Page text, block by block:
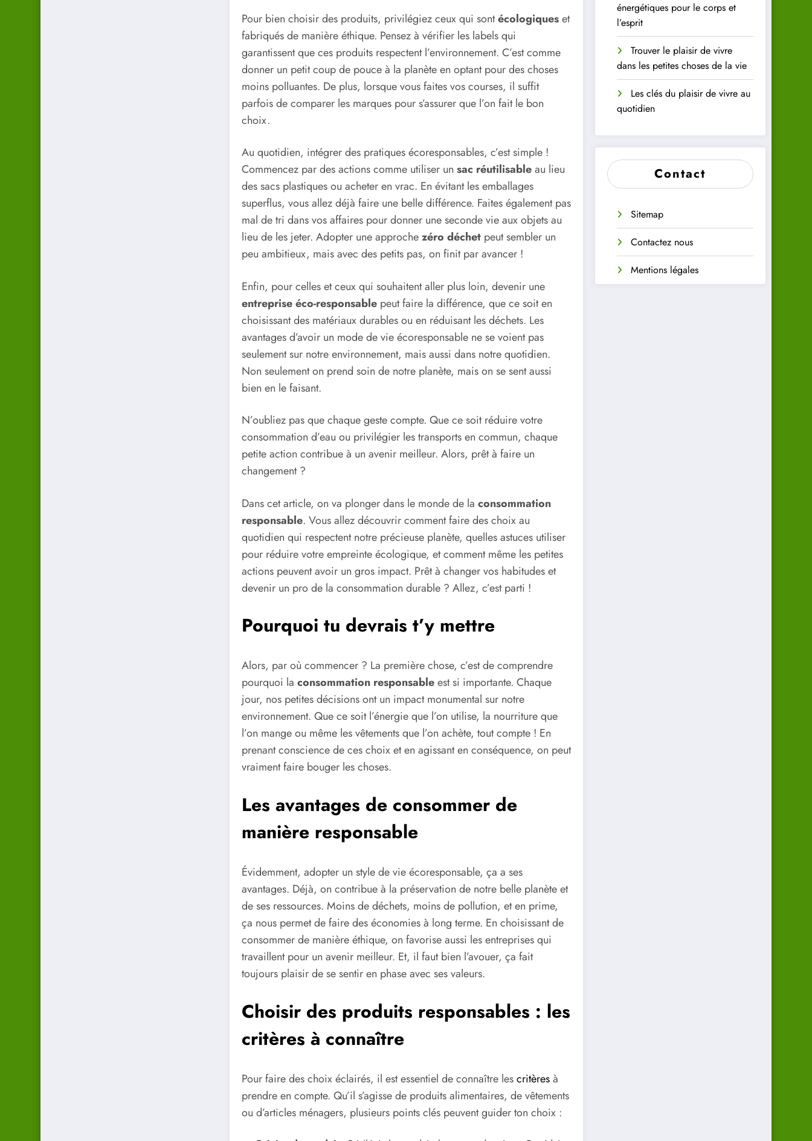
Pour bien choisir des produits, privilégiez ceux qui sontécologiqueset
fabriqués de manière éthique. Pensez à vérifier les labels qui
garantissent que ces produits respectent l’environnement. C’est comme
donner un petit coup de pouce à la planète en optant pour des choses
moins polluantes. De plus, lorsque vous faites vos courses, il suffit
parfois de comparer les marques pour s’assurer que l’on fait le bon
choix.
Au quotidien, intégrer des pratiques écoresponsables, c’est simple !
Commencez par des actions comme utiliser un sac réutilisableau lieu
des sacs plastiques ou acheter en vrac. En évitant les emballages
superflus, vous allez déjà faire une belle différence. Faites également pas
mal de tri dans vos affaires pour donner une seconde vie aux objets au
lieu de les jeter. Adopter une approchezéro déchetpeut sembler un
peu ambitieux, mais avec des petits pas, on finit par avancer !
Enfin, pour celles et ceux qui souhaitent aller plus loin, devenir une
entreprise éco-responsablepeut faire la différence, que ce soit en
choisissant des matériaux durables ou en réduisant les déchets. Les
avantages d’avoir un mode de vie écoresponsable ne se voient pas
seulement sur notre environnement, mais aussi dans notre quotidien.
Non seulement on prend soin de notre planète, mais on se sent aussi
bien en le faisant.
N’oubliez pas que chaque geste compte. Que ce soit réduire votre
consommation d’eau ou privilégier les transports en commun, chaque
petite action contribue à un avenir meilleur. Alors, prêt à faire un
changement ?
Dans cet article, on va plonger dans le monde de la consommation
responsable. Vous allez découvrir comment faire des choix au
quotidien qui respectent notre précieuse planète, quelles astuces utiliser
pour réduire votre empreinte écologique, et comment même les petites
actions peuvent avoir un gros impact. Prêt à changer vos habitudes et
devenir un pro de la consommation durable ? Allez, c’est parti !
Pourquoi tu devrais t’y mettre
Alors, par où commencer ? La première chose, c’est de comprendre
pourquoi la consommation responsableest si importante. Chaque
jour, nos petites décisions ont un impact monumental sur notre
environnement. Que ce soit l’énergie que l’on utilise, la nourriture que
l’on mange ou même les vêtements que l’on achète, tout compte ! En
prenant conscience de ces choix et en agissant en conséquence, on peut
vraiment faire bouger les choses.
Les avantages de consommer de
manière responsable
Évidemment, adopter un style de vie écoresponsable, ça a ses
avantages. Déjà, on contribue à la préservation de notre belle planète et
de ses ressources. Moins de déchets, moins de pollution, et en prime,
ça nous permet de faire des économies à long terme. En choisissant de
consommer de manière éthique, on favorise aussi les entreprises qui
travaillent pour un avenir meilleur. Et, il faut bien l’avouer, ça fait
toujours plaisir de se sentir en phase avec ses valeurs.
Choisir des produits responsables : les
critères à connaître
Pour faire des choix éclairés, il est essentiel de connaître lescritèresà
prendre en compte. Qu’il s’agisse de produits alimentaires, de vêtements
ou d’articles ménagers, plusieurs points clés peuvent guider ton choix :
énergétiques pour le corps et
l’esprit
Trouver le plaisir de vivre
dans les petites choses de la vie
Les clés du plaisir de vivre au
quotidien
Contact
Sitemap
Contactez nous
Mentions légales